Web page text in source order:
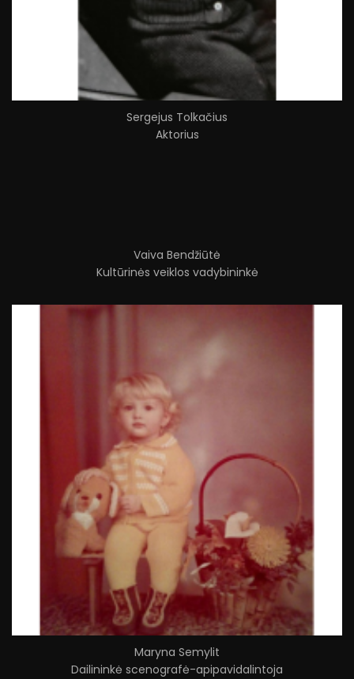
Sergejus Tolkačius
Aktorius
Vaiva Bendžiūtė
Kultūrinės veiklos vadybininkė
Maryna Semylit
Dailininkė scenografė-apipavidalintoja